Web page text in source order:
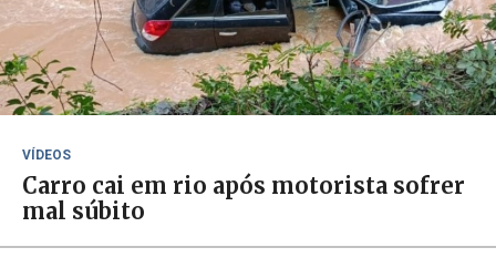
VÍDEOS
Carro cai em rio após motorista sofrer
mal súbito